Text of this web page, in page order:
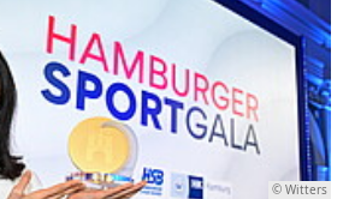
© Witters